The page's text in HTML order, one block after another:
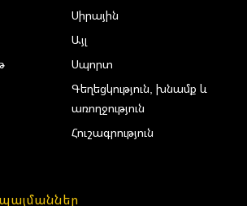
Սիրային
Այլ
Սպորտ
Գեղեցկություն, խնամք և
առողջություն
Հուշագրություն